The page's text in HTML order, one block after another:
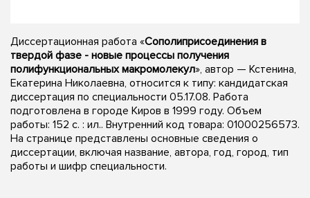
Диссертационная работа «Сополиприсоединения в
твердой фазе - новые процессы получения
полифункциональных макромолекул», автор — Кстенина,
Екатерина Николаевна, относится к типу: кандидатская
диссертация по специальности 05.17.08. Работа
подготовлена в городе Киров в 1999 году. Объем
работы: 152 с. : ил.. Внутренний код товара: 01000256573.
На странице представлены основные сведения о
диссертации, включая название, автора, год, город, тип
работы и шифр специальности.